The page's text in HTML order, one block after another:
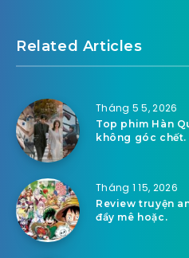
Related Articles
Tháng 5 5, 2026
Top phim Hàn
không góc chết.
Tháng 1 15, 2026
Review truyện
đầy mê hoặc.